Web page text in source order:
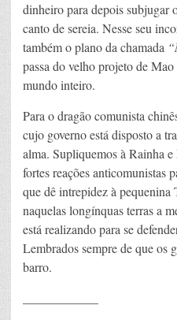
dinheiro para depois subjugar
canto de sereia. Nesse seu
também o plano da chamada
passa do velho projeto de
mundo inteiro.
Para o dragão comunista
cujo governo está disposto a
alma. Supliquemos à Rainha
fortes reações anticomunistas
que dê intrepidez à
naquelas longínquas terras a
está realizando para se
Lembrados sempre de que os
barro.